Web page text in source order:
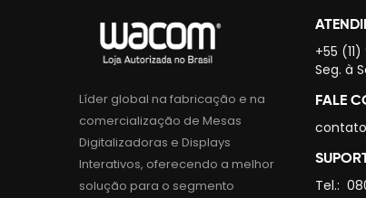
Líder global na fabricação e na
comercialização de Mesas
Digitalizadoras e Displays
Interativos, oferecendo a melhor
solução para o segmento
+55
Seg. à
FALE
Tel.: